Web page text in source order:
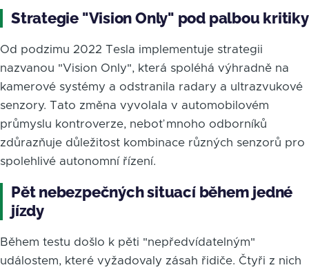
Strategie "Vision Only" pod palbou kritiky
Od podzimu 2022 Tesla implementuje strategii
nazvanou "Vision Only", která spoléhá výhradně na
kamerové systémy a odstranila radary a ultrazvukové
senzory. Tato změna vyvolala v automobilovém
průmyslu kontroverze, neboť mnoho odborníků
zdůrazňuje důležitost kombinace různých senzorů pro
spolehlivé autonomní řízení.
Pět nebezpečných situací během jedné
jízdy
Během testu došlo k pěti "nepředvídatelným"
událostem, které vyžadovaly zásah řidiče. Čtyři z nich